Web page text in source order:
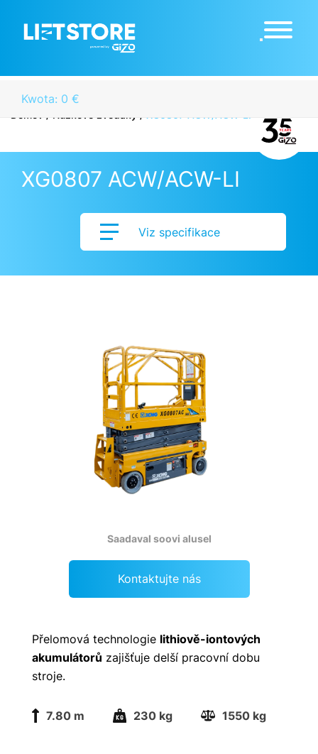
Kwota: 0 €
XG0807 ACW/ACW-LI
Viz specifikace
Saadaval soovi alusel
Kontaktujte nás
Přelomová technologie lithiově-iontových
akumulátorů zajišťuje delší pracovní dobu
stroje.
7.80 m 230 kg 1550 kg